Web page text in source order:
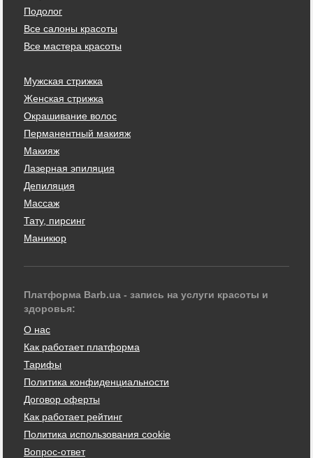
Подолог
Все салоны красоты
Все мастера красоты
Мужская стрижка
Женская стрижка
Окрашивание волос
Перманентный макияж
Макияж
Лазерная эпиляция
Депиляция
Массаж
Тату, пирсинг
Маникюр
Платформа Barb.ua - запись на услуги красоты и
здоровья:
О нас
Как работает платформа
Тарифы
Политика конфиденциальности
Договор оферты
Как работает рейтинг
Политика использования cookie
Вопрос-ответ